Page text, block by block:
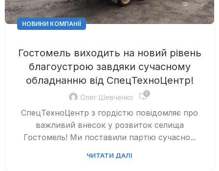
НОВИНИ КОМПАНІЇ
Гостомель виходить на новий рівень
благоустрою завдяки сучасному
обладнанню від СпецТехноЦентр!
Олег Шевченко 0
СпецТехноЦентр з гордістю повідомляє про
важливий внесок у розвиток селища
Гостомель! Ми поставили партію сучасно...
ЧИТАТИ ДАЛІ